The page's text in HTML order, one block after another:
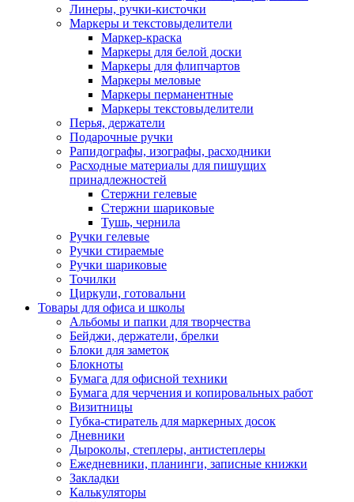
Линеры, ручки-кисточки
Маркеры и текстовыделители
Маркер-краска
Маркеры для белой доски
Маркеры для флипчартов
Маркеры меловые
Маркеры перманентные
Маркеры текстовыделители
Перья, держатели
Подарочные ручки
Рапидографы, изографы, расходники
Расходные материалы для пишущих
принадлежностей
Стержни гелевые
Стержни шариковые
Тушь, чернила
Ручки гелевые
Ручки стираемые
Ручки шариковые
Точилки
Циркули, готовальни
Товары для офиса и школы
Альбомы и папки для творчества
Бейджи, держатели, брелки
Блоки для заметок
Блокноты
Бумага для офисной техники
Бумага для черчения и копировальных работ
Визитницы
Губка-стиратель для маркерных досок
Дневники
Дыроколы, степлеры, антистеплеры
Ежедневники, планинги, записные книжки
Закладки
Калькуляторы